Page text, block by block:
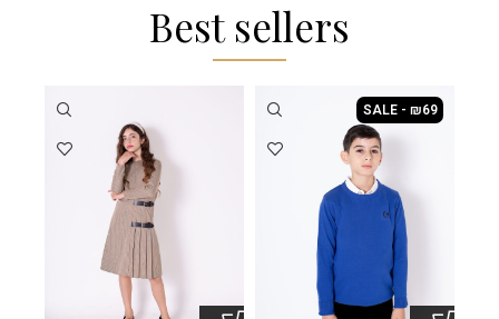
Best sellers
SALE - ₪69